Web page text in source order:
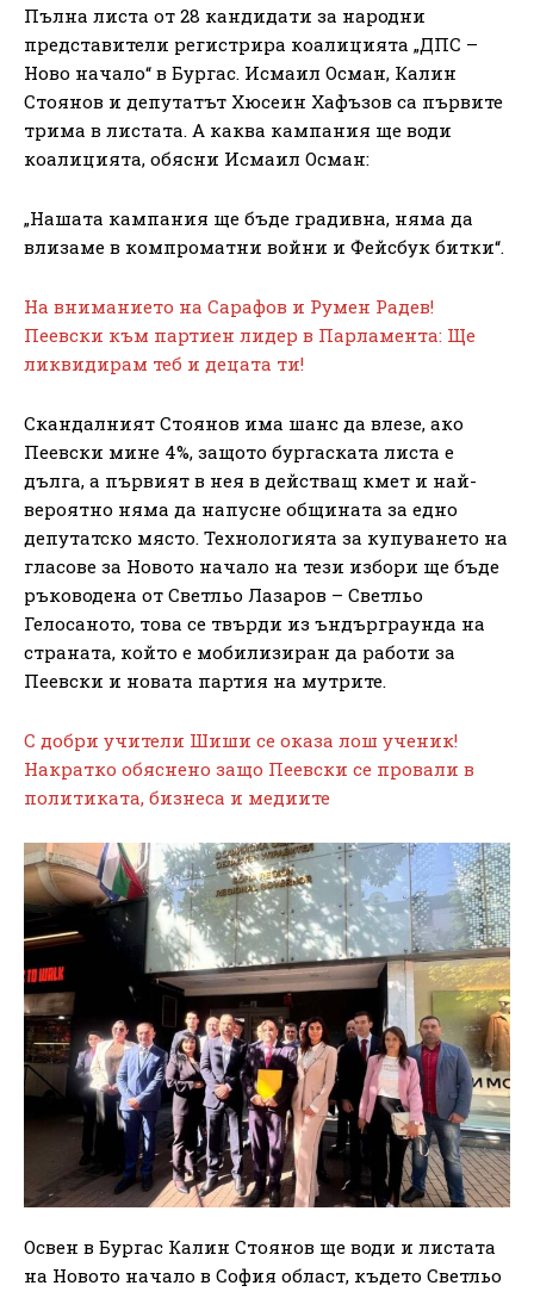
Пълна листа от 28 кандидати за народни
представители регистрира коалицията „ДПС –
Ново начало“ в Бургас. Исмаил Осман, Калин
Стоянов и депутатът Хюсеин Хафъзов са първите
трима в листата. А каква кампания ще води
коалицията, обясни Исмаил Осман:
„Нашата кампания ще бъде градивна, няма да
влизаме в компроматни войни и Фейсбук битки“.
На вниманието на Сарафов и Румен Радев!
Пеевски към партиен лидер в Парламента: Ще
ликвидирам теб и децата ти!
Скандалният Стоянов има шанс да влезе, ако
Пеевски мине 4%, защото бургаската листа е
дълга, а първият в нея в действащ кмет и най-
вероятно няма да напусне общината за едно
депутатско място. Технологията за купуването на
гласове за Новото начало на тези избори ще бъде
ръководена от Светльо Лазаров – Светльо
Гелосаното, това се твърди из ъндърграунда на
страната, който е мобилизиран да работи за
Пеевски и новата партия на мутрите.
С добри учители Шиши се оказа лош ученик!
Накратко обяснено защо Пеевски се провали в
политиката, бизнеса и медиите
Освен в Бургас Калин Стоянов ще води и листата
на Новото начало в София област, където Светльо